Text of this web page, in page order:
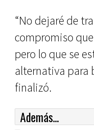
“No dejaré de
compromiso
pero lo que se
alternativa para
finalizó.
Además...